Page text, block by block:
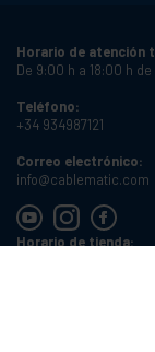
Horario de atención
De 9:00 h a 18:00 h
Teléfono:
+34 934987121
Correo electrónico:
info@cablematic.com
Horario de tienda: